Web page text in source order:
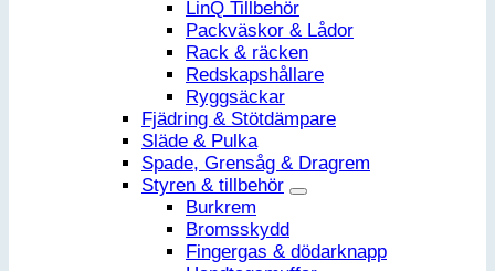
LinQ Tillbehör
Packväskor & Lådor
Rack & räcken
Redskapshållare
Ryggsäckar
Fjädring & Stötdämpare
Släde & Pulka
Spade, Grensåg & Dragrem
Styren & tillbehör
Burkrem
Bromsskydd
Fingergas & dödarknapp